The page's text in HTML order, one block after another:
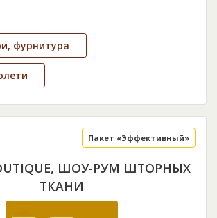
фурнитура
ШОУ-РУМ ШТОРНЫХ
ТКАНИ
Пакет «Эффективный»